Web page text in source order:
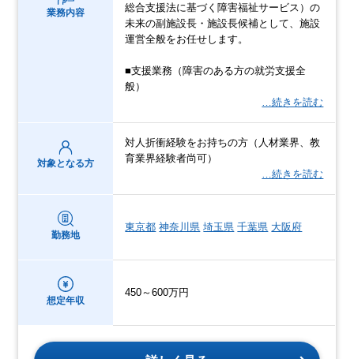
業務内容
総合支援法に基づく障害福祉サービス）の
未来の副施設長・施設長候補として、施設
運営全般をお任せします。
■支援業務（障害のある方の就労支援全
般）
…続きを読む
対象となる方
対人折衝経験をお持ちの方（人材業界、教
育業界経験者尚可）
…続きを読む
勤務地
東京都 神奈川県 埼玉県 千葉県 大阪府
想定年収
450～600万円